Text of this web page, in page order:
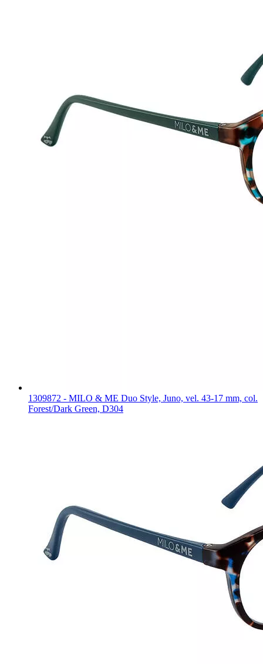
1309872 - MILO & ME Duo Style, Juno, vel. 43-17 mm, col.
Forest/Dark Green, D304